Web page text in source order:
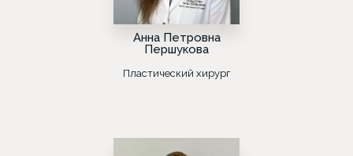
Анна Петровна
Першукова
Пластический хирург